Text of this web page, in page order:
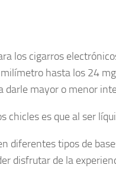
los cigarros
hasta los 24
darle mayor o menor
chicles es que al ser
diferentes tipos de
disfrutar de la